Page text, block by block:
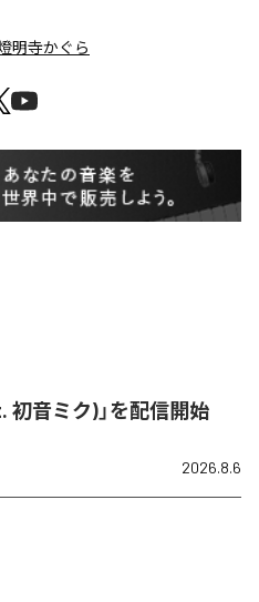
明寺かぐら
初音ミク)」を配信開始
2026.8.6